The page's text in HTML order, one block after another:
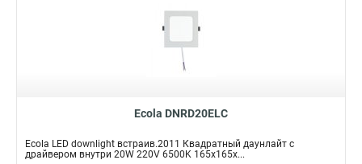
Ecola DNRD20ELC
Ecola LED downlight встраив.2011 Квадратный даунлайт с
драйвером внутри 20W 220V 6500K 165x165x...